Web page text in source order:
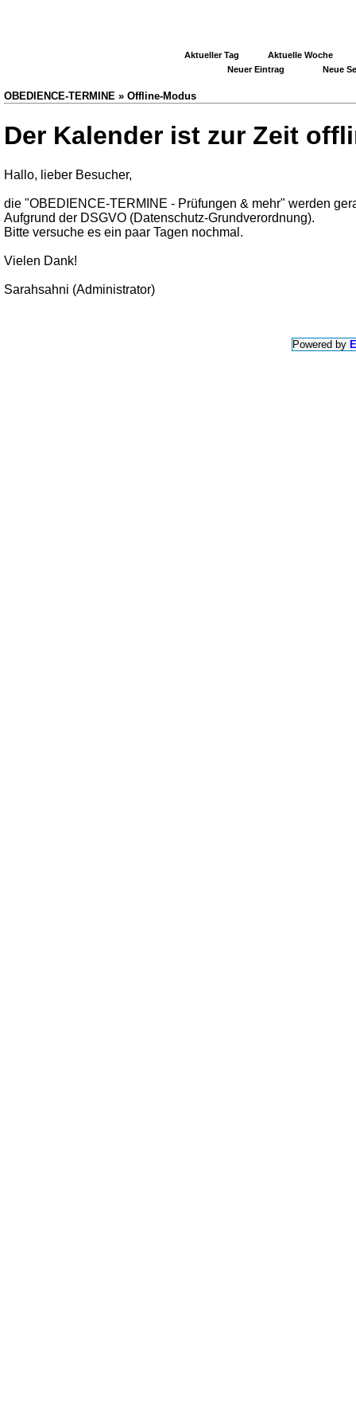
Aktueller Tag
Aktuelle Woche
Neuer Eintrag
Neue
OBEDIENCE-TERMINE » Offline-Modus
Der Kalender ist zur Zeit
Hallo, lieber Besucher,
die "OBEDIENCE-TERMINE - Prüfungen & mehr" werden
Aufgrund der DSGVO (Datenschutz-Grundverordnung).
Bitte versuche es ein paar Tagen nochmal.
Vielen Dank!
Sarahsahni (Administrator)
Powered by